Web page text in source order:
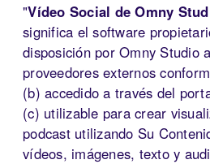
"Vídeo Social de Omny
significa el software
disposición por Omny Studio
proveedores externos
(b) accedido a través del
(c) utilizable para crear
podcast utilizando Su
vídeos, imágenes, texto y